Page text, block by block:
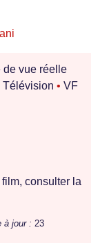
de vue réelle
Télévision • VF
consulter la
à jour : 23